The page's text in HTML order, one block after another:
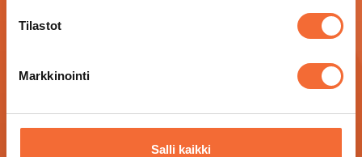
Tilastot
Markkinointi
Salli kaikki